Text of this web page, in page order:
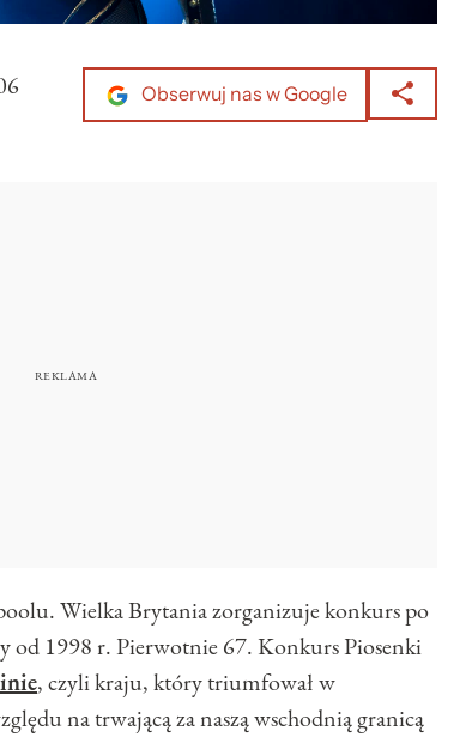
Obserwuj nas w Google
Wielka Brytania zorganizuje konkurs po
od 1998 r. Pierwotnie 67. Konkurs Piosenki
, czyli kraju, który triumfował w
na trwającą za naszą wschodnią granicą